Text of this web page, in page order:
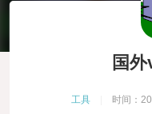
国
工具 时间：